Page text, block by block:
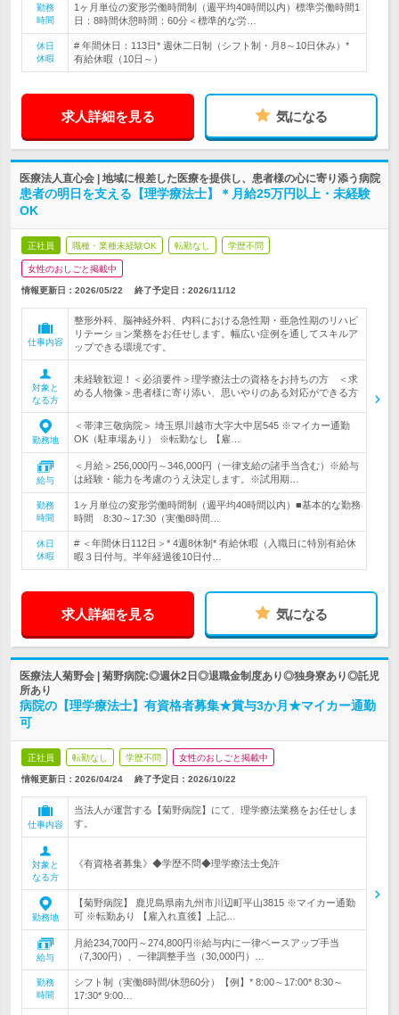
勤務
時間
1ヶ月単位の変形労働時間制（週平均40時間以内）標準労働時間1
日：8時間休憩時間：60分＜標準的な労…
休日
休暇
# 年間休日：113日* 週休二日制（シフト制・月8～10日休み）*
有給休暇（10日～）
求人詳細を見る 気になる
医療法人直心会 | 地域に根差した医療を提供し、患者様の心に寄り添う病院
患者の明日を支える【理学療法士】＊月給25万円以上・未経験
OK
正社員 職種・業種未経験OK 転勤なし 学歴不問
女性のおしごと掲載中
情報更新日：2026/05/22 終了予定日： 2026/11/12
仕事内容
整形外科、脳神経外科、内科における急性期・亜急性期のリハビ
リテーション業務をお任せします。幅広い症例を通してスキルア
ップできる環境です。
対象と
なる方
未経験歓迎！＜必須要件＞理学療法士の資格をお持ちの方 ＜求
める人物像＞患者様に寄り添い、思いやりのある対応ができる方
勤務地
＜帯津三敬病院＞ 埼玉県川越市大字大中居545 ※マイカー通勤
OK（駐車場あり） ※転勤なし 【雇…
給与
＜月給＞256,000円～346,000円（一律支給の諸手当含む）※給与
は経験・能力を考慮のうえ決定します。※試用期…
勤務
時間
1ヶ月単位の変形労働時間制（週平均40時間以内）■基本的な勤務
時間 8:30～17:30（実働8時間…
休日
休暇
# ＜年間休日112日＞* 4週8休制* 有給休暇（入職日に特別有給休
暇３日付与。半年経過後10日付…
求人詳細を見る 気になる
医療法人菊野会 | 菊野病院:◎週休2日◎退職金制度あり◎独身寮あり◎託児
所あり
病院の【理学療法士】有資格者募集★賞与3か月★マイカー通勤
可
正社員 転勤なし 学歴不問 女性のおしごと掲載中
情報更新日：2026/04/24 終了予定日： 2026/10/22
仕事内容
当法人が運営する【菊野病院】にて、理学療法業務をお任せしま
す。
対象と
なる方
《有資格者募集》◆学歴不問◆理学療法士免許
勤務地
【菊野病院】 鹿児島県南九州市川辺町平山3815 ※マイカー通勤
可 ※転勤あり 【雇入れ直後】上記…
給与
月給234,700円～274,800円※給与内に一律ベースアップ手当
（7,300円）、一律調整手当（30,000円）…
勤務
時間
シフト制（実働8時間/休憩60分）【例】* 8:00～17:00* 8:30～
17:30* 9:00…